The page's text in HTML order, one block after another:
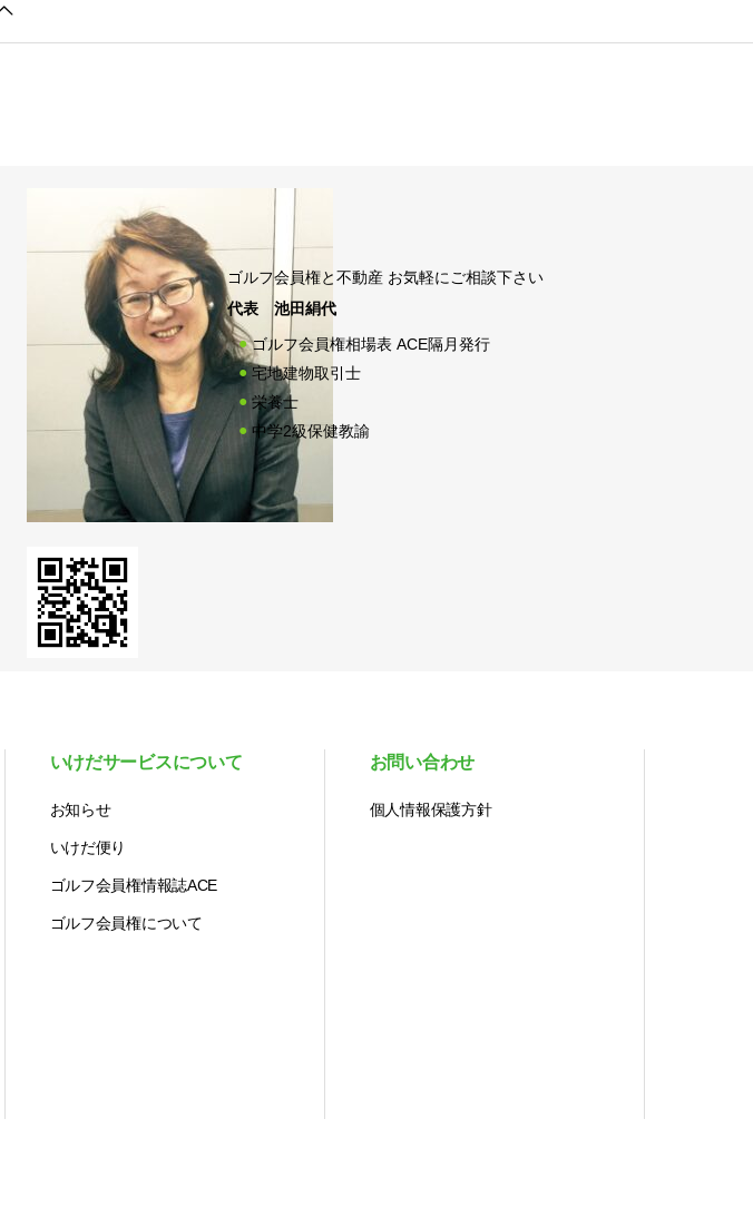
ゴルフ会員権と不動産 お気軽にご相談下さい
代表 池田絹代
ゴルフ会員権相場表 ACE隔月発行
宅地建物取引士
栄養士
中学2級保健教諭
いけだサービスについて
お知らせ
いけだ便り
ゴルフ会員権情報誌ACE
ゴルフ会員権について
お問い合わせ
個人情報保護方針